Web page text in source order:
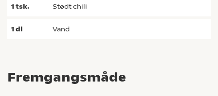
Fremgangsmåde
1tsk. stødt chili
1dl vand